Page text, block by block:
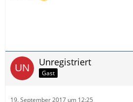
Unregistriert
Gast
19. September 2017 um 12:25